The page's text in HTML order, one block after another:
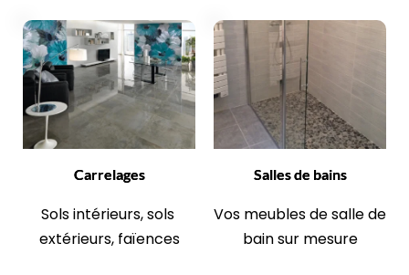
Carrelages
Sols intérieurs, sols
extérieurs, faïences
Salles de bains
Vos meubles de salle de
bain sur mesure